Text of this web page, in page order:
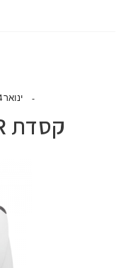
ינואר 24, 2024
קסדת LS2 OF600 COPTER